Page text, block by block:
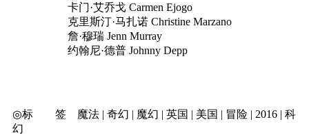
卡门·艾乔戈 Carmen Ejogo
克里斯汀·马扎诺 Christine Marzano
詹·穆瑞 Jenn Murray
约翰尼·德普 Johnny Depp
◎标 签 魔法 | 奇幻 | 魔幻 | 英国 | 美国 | 冒险 | 2016 | 科
幻